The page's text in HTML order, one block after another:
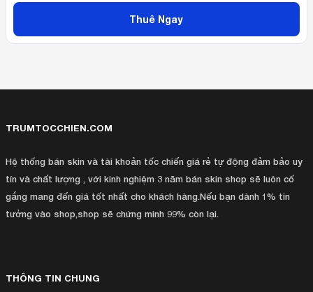
Thuê Ngay
TRUMTOCCHIEN.COM
Hệ thống bán skin và tài khoản tốc chiến giá rẻ tự động đảm bảo uy
tín và chất lượng , với kinh nghiệm 3 năm bán skin shop sẽ luôn cố
gắng mang đến giá tốt nhất cho khách hàng.Nếu bạn dành 1% tin
tưởng vào shop,shop sẽ chứng minh 99% còn lại.
THÔNG TIN CHUNG